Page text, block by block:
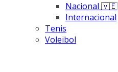
Nacional 🇻🇪
Internacional
Tenis
Voleibol